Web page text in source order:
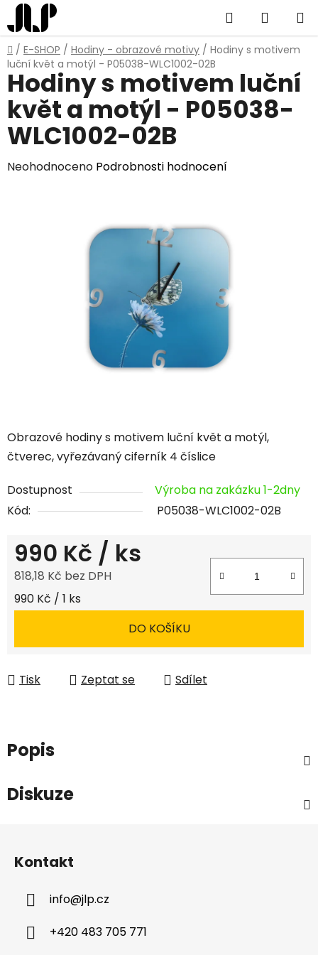
Přejít
na
obsah
Hledat
KOŠÍK
Domů
/ E-SHOP / Hodiny - obrazové motivy / Hodiny s motivem
luční květ a motýl - P05038-WLC1002-02B
Obrazové hodiny s motivem luční květ a motýl,
čtverec, vyřezávaný ciferník 4 číslice
Dostupnost
Výroba na zakázku 1-2dny
Kód:
P05038-WLC1002-02B
990 Kč / ks
818,18 Kč bez DPH
Měrná cena:
990 Kč / 1 ks
DO KOŠÍKU
Tisk Zeptat se Sdílet
Hodiny s motivem luční
květ a motýl - P05038-
WLC1002-02B
Průměrné
Neohodnoceno Podrobnosti hodnocení
Popis
Diskuze
Kontakt
info@jlp.cz
+420 483 705 771